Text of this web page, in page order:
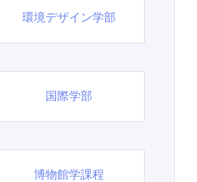
環境デザイン学部
国際学部
博物館学課程